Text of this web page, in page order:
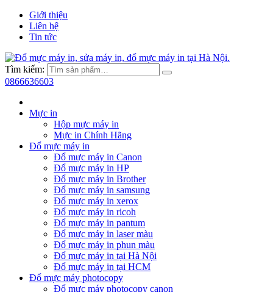
Giới thiệu
Liên hệ
Tin tức
Tìm kiếm:
0866636603
Mực in
Hộp mực máy in
Mực in Chính Hãng
Đổ mực máy in
Đổ mực máy in Canon
Đổ mực máy in HP
Đổ mực máy in Brother
Đổ mực máy in samsung
Đổ mực máy in xerox
Đổ mực máy in ricoh
Đổ mực máy in pantum
Đổ mực máy in laser màu
Đổ mực máy in phun màu
Đổ mực máy in tại Hà Nội
Đổ mực máy in tại HCM
Đổ mực máy photocopy
Đổ mực máy photocopy canon